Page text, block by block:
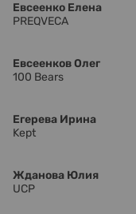
Евсеенко Елена
PREQVECA
Евсеенков Олег
100 Bears
Егерева Ирина
Kept
Жданова Юлия
UCP